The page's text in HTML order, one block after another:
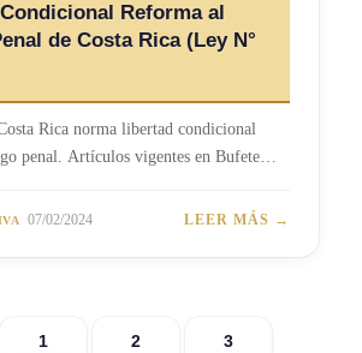
Reforma al
de Costa Rica (Ley N°
Rica norma libertad condicional
penal. Artículos vigentes en Bufete…
07/02/2024 LEER MÁS →
1 2 3